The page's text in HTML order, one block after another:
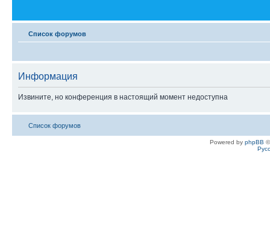
Список форумов
Информация
Извините, но конференция в настоящий момент недоступна
Список форумов
Powered by phpBB